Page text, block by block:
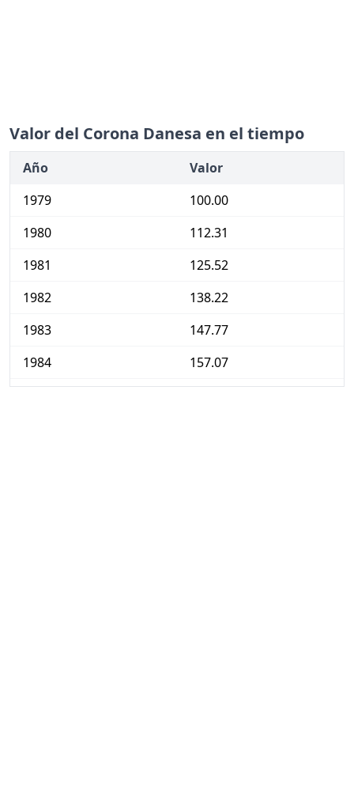
Valor del Corona Danesa en el tiempo
Año
Valor
1979
100.00
1980
112.31
1981
125.52
1982
138.22
1983
147.77
1984
157.07